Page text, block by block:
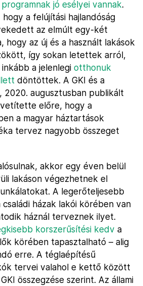
programnak jó esélyei vannak.
a felújítási hajlandóság
az elmúlt egy-két
hogy az új és a használt lakások
így sokan letettek arról,
a jelenlegi otthonuk
döntöttek. A GKI és a
2020. augusztusban publikált
előre, hogy a
a magyar háztartások
tervez nagyobb összeget
akkor egy éven belül
lakáson végezhetnek el
A legerőteljesebb
házak lakói körében van
háznál terveznek ilyet.
korszerűsítési kedv a
körében tapasztalható – alig
erre. A téglaépítésű
tervei valahol e kettő között
összegzése szerint. Az állami